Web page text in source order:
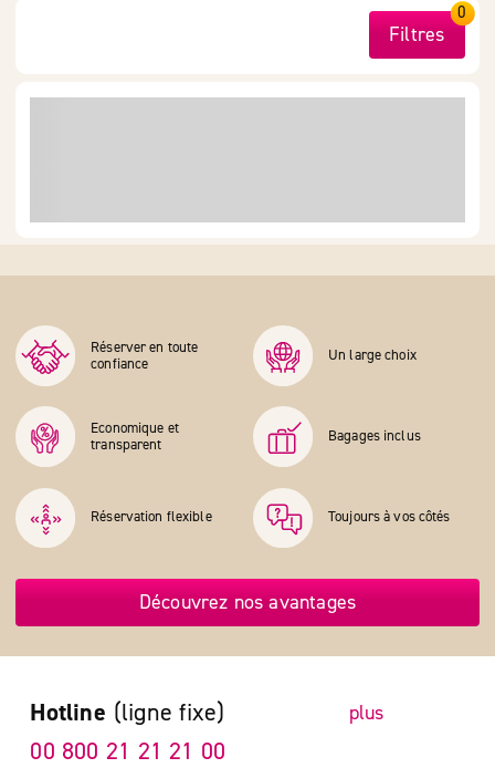
Filtres
0
Réserver en toute
confiance
Un large choix
Economique et
transparent
Bagages inclus
Réservation flexible Toujours à vos côtés
Découvrez nos avantages
Hotline (ligne fixe) plus
00 800 21 21 21 00